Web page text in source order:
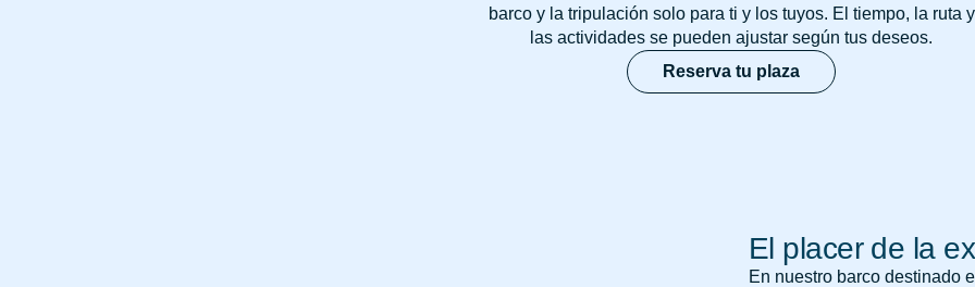
barco y la tripulación solo para ti y los tuyos. El tiempo, la ruta y
las actividades se pueden ajustar según tus deseos.
Reserva tu plaza
El placer de la
En nuestro barco destinado